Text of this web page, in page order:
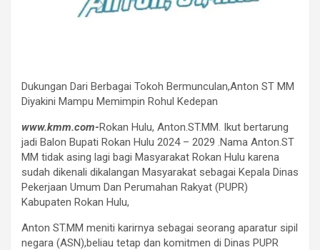
Dukungan Dari Berbagai Tokoh Bermunculan,Anton ST MM
Diyakini Mampu Memimpin Rohul Kedepan
www.kmm.com-Rokan Hulu, Anton.ST.MM. Ikut bertarung
jadi Balon Bupati Rokan Hulu 2024 – 2029 .Nama Anton.ST
MM tidak asing lagi bagi Masyarakat Rokan Hulu karena
sudah dikenali dikalangan Masyarakat sebagai Kepala Dinas
Pekerjaan Umum Dan Perumahan Rakyat (PUPR)
Kabupaten Rokan Hulu,
Anton ST.MM meniti karirnya sebagai seorang aparatur sipil
negara (ASN),beliau tetap dan komitmen di Dinas PUPR